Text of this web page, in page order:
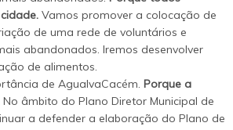
Vamos promover a colocação de
de uma rede de voluntários e
abandonados. Iremos desenvolver
de alimentos.
de AgualvaCacém. Porque a
No âmbito do Plano Diretor Municipal de
a defender a elaboração do Plano de